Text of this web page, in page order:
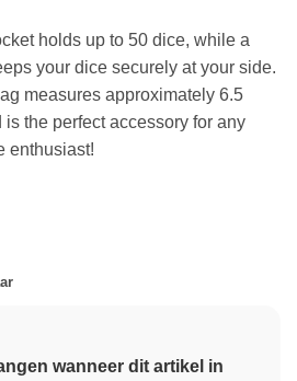
holds up to 50 dice, while a
your dice securely at your side.
measures approximately 6.5
the perfect accessory for any
enthusiast!
wanneer dit artikel in